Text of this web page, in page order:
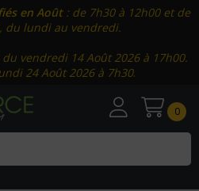
en Août: de 7h30 à 12h00 et de
, du lundi au vendredi.
vendredi 14 Août 2026 à 17h00.
24 Août 2026 à 7h30.
0